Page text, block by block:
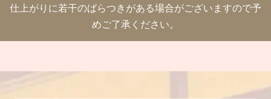
仕上がりに若干のばらつきがある場合がございますので予
めご了承ください。